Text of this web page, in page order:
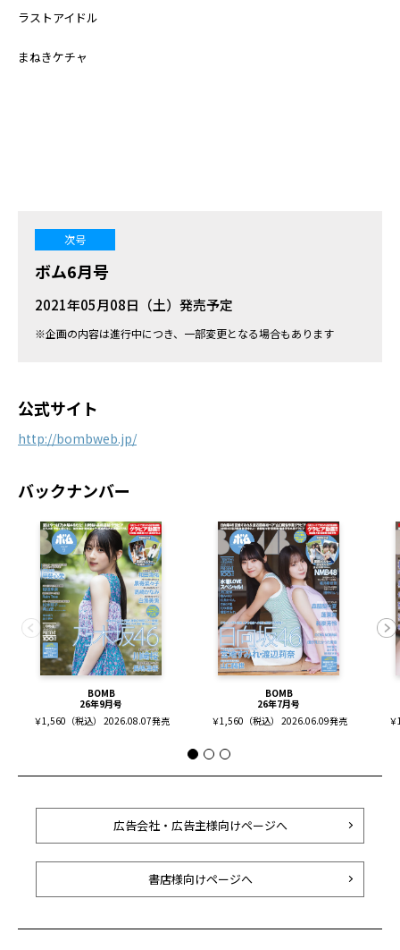
ラストアイドル
まねきケチャ
次号
ボム6月号
2021年05月08日（土）発売予定
※企画の内容は進行中につき、一部変更となる場合もあります
公式サイト
http://bombweb.jp/
バックナンバー
BOMB
26年9月号
￥1,560（税込） 2026.08.07発売
BOMB
26年7月号
￥1,560（税込） 2026.06.09発売
広告会社・広告主様向けページへ
書店様向けページへ